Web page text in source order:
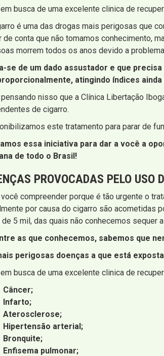
busca de uma excelente clinica de
é uma das drogas mais perigosas que
de conta que não tomamos conhecimento,
morrem todos os anos devido a
se de um dado assustador e que
atingindo índices
nisso que a Clínica Libertação
de cigarro.
este tratamento para parar de
essa iniciativa para dar a você a
de todo o Brasil!
PROVOCADAS PELO USO
você compreender porque é tão urgente o
por causa do cigarro são
5 mil, das quais não conhecemos sequer
as que conhecemos, sabemos que
perigosas doenças a que está
busca de uma excelente clinica de
Câncer;
Infarto;
Aterosclerose;
Hipertensão arterial;
Bronquite;
Enfisema pulmonar;